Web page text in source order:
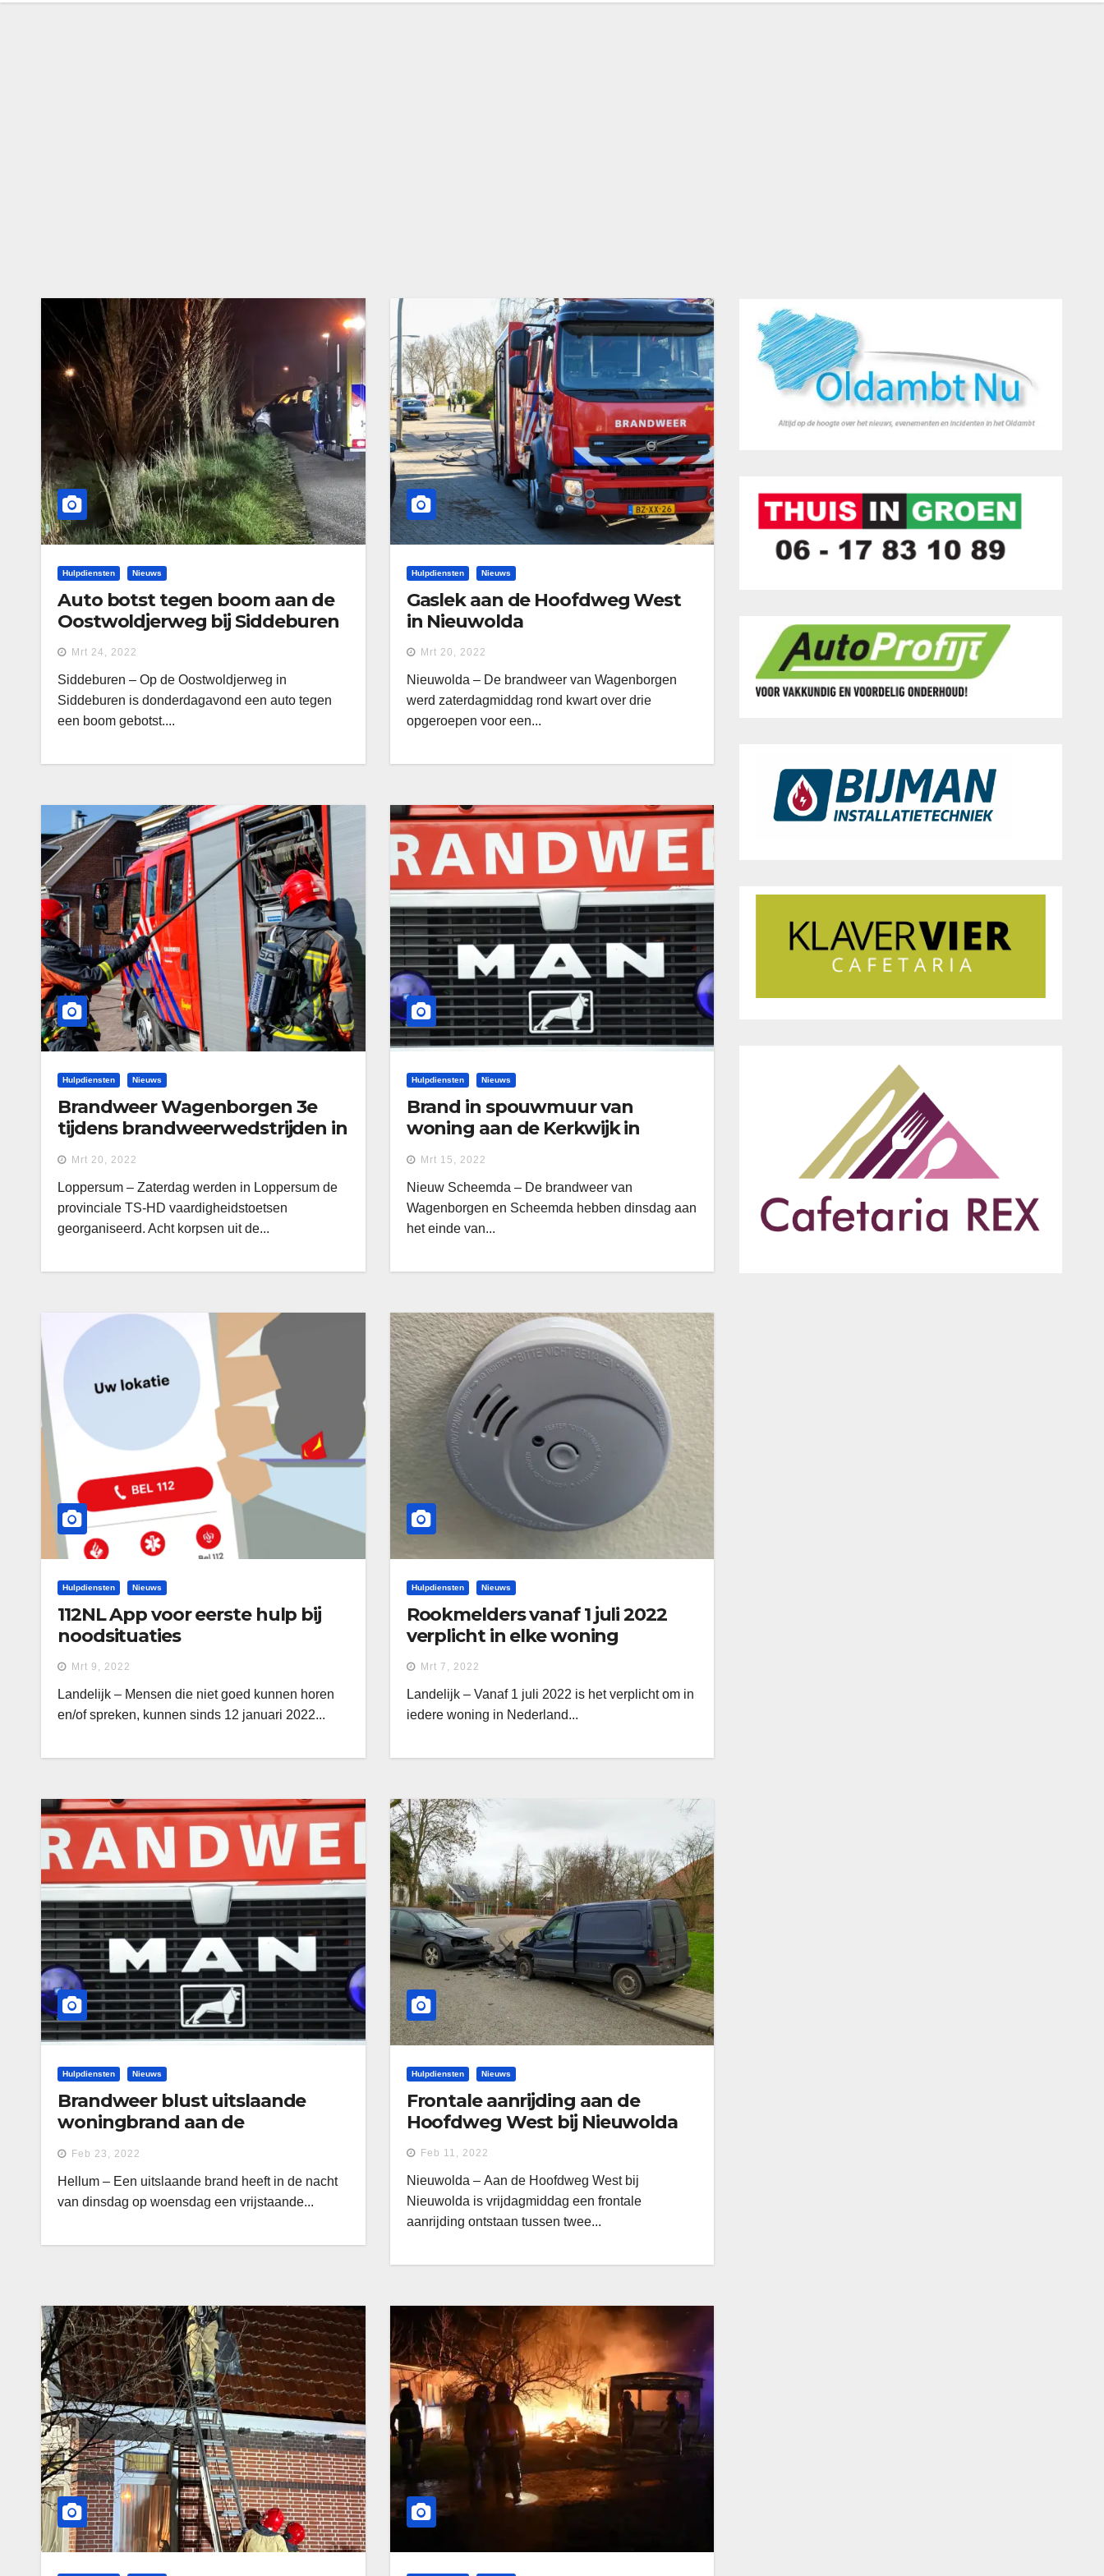
Hulpdiensten Nieuws
Auto botst tegen boom aan de
Oostwoldjerweg bij Siddeburen
Mrt 24, 2022
Siddeburen – Op de Oostwoldjerweg in
Siddeburen is donderdagavond een auto tegen
een boom gebotst....
Hulpdiensten Nieuws
Gaslek aan de Hoofdweg West
in Nieuwolda
Mrt 20, 2022
Nieuwolda – De brandweer van Wagenborgen
werd zaterdagmiddag rond kwart over drie
opgeroepen voor een...
Hulpdiensten Nieuws
Brandweer Wagenborgen 3e
tijdens brandweerwedstrijden in
Loppersum
Mrt 20, 2022
Loppersum – Zaterdag werden in Loppersum de
provinciale TS-HD vaardigheidstoetsen
georganiseerd. Acht korpsen uit de...
Hulpdiensten Nieuws
Brand in spouwmuur van
woning aan de Kerkwijk in
Nieuw Scheemda
Mrt 15, 2022
Nieuw Scheemda – De brandweer van
Wagenborgen en Scheemda hebben dinsdag aan
het einde van...
Hulpdiensten Nieuws
112NL App voor eerste hulp bij
noodsituaties
Mrt 9, 2022
Landelijk – Mensen die niet goed kunnen horen
en/of spreken, kunnen sinds 12 januari 2022...
Hulpdiensten Nieuws
Rookmelders vanaf 1 juli 2022
verplicht in elke woning
Mrt 7, 2022
Landelijk – Vanaf 1 juli 2022 is het verplicht om in
iedere woning in Nederland...
Hulpdiensten Nieuws
Brandweer blust uitslaande
woningbrand aan de
Kappershuttenweg in Hellum
Feb 23, 2022
Hellum – Een uitslaande brand heeft in de nacht
van dinsdag op woensdag een vrijstaande...
Hulpdiensten Nieuws
Frontale aanrijding aan de
Hoofdweg West bij Nieuwolda
Feb 11, 2022
Nieuwolda – Aan de Hoofdweg West bij
Nieuwolda is vrijdagmiddag een frontale
aanrijding ontstaan tussen twee...